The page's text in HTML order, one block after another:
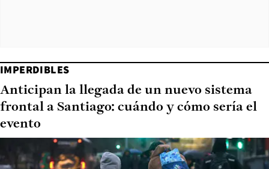
IMPERDIBLES
Anticipan la llegada de un nuevo sistema
frontal a Santiago: cuándo y cómo sería el
evento